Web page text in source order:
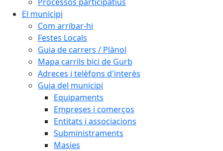
El municipi
Com arribar-hi
Festes Locals
Guia de carrers / Plànol
Mapa carrils bici de Gurb
Adreces i telèfons d'interès
Guia del municipi
Equipaments
Empreses i comerços
Entitats i associacions
Subministraments
Masies